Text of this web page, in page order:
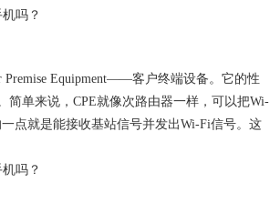
Premise Equipment——客户终端设备。它的性
单来说，CPE就像次路由器一样，可以把Wi-
点就是能接收基站信号并发出Wi-Fi信号。这